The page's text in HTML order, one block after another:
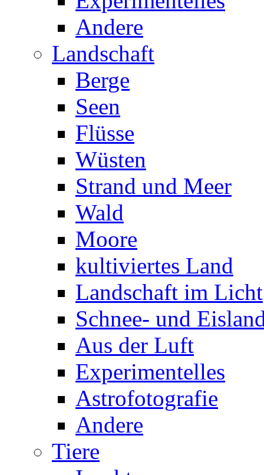
Andere
Landschaft
Berge
Seen
Flüsse
Wüsten
Strand und Meer
Wald
Moore
kultiviertes Land
Landschaft im Licht
Schnee- und
Aus der Luft
Experimentelles
Astrofotografie
Andere
Tiere